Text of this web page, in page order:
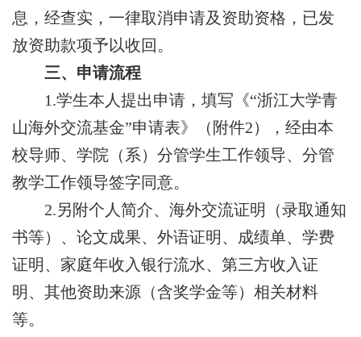
息，经查实，一律取消申请及资助资格 ，已发
放资助款项予以收回。
三、申请流程
1.学生本人提出申请，填写《“浙江大学青
山海外交流基金”申请表》 （ 附件2） ， 经由本
校导师、学院（系）分管学生工作领导、分管
教学工作领导签字同意。
2.另附个人简介、海外交流证明（录取通知
书等）、论文成果、外语证明、成绩单、 学费
证明、 家庭年收入银行流水、第三方收入证
明、其他资助来源（含奖学金等）相关材料
等。